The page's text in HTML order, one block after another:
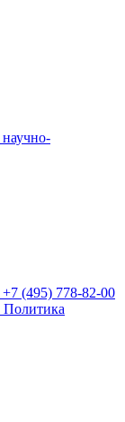
научно-
+7 (495) 778-82-00
Политика